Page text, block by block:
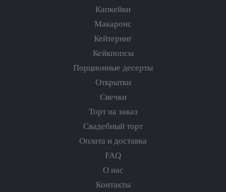
Капкейки
Макаронс
Кейтеринг
Кейкпопсы
Порционные десерты
Открытки
Свечки
Торт на заказ
Свадебный торт
Оплата и доставка
FAQ
О нас
Контакты